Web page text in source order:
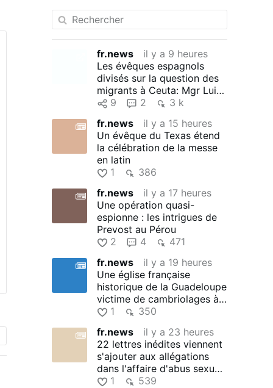
fr.news
il y a 9 heures
Les évêques espagnols
divisés sur la question des
migrants à Ceuta: Mgr Luis
Argüello, archevêque de …
9 2
3 k
fr.news
il y a 15 heures
Un évêque du Texas étend
la célébration de la messe
en latin
1
386
fr.news
il y a 17 heures
Une opération quasi-
espionne : les intrigues de
Prevost au Pérou
2
4
471
fr.news
il y a 19 heures
Une église française
historique de la Guadeloupe
victime de cambriolages à
répétition
1
350
fr.news
il y a 23 heures
22 lettres inédites viennent
s'ajouter aux allégations
dans l'affaire d'abus sexuels
impliquant Rupnik
1 539